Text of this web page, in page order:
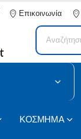
Επικοινωνία
ΚΟΣΜΗΜΑ